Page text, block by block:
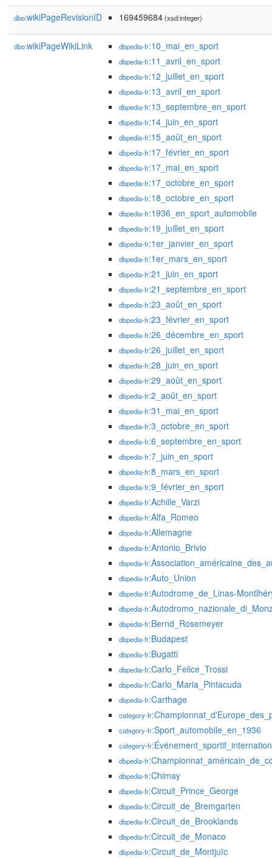
dbo:wikiPageRevisionID 169459684(xsd:integer)
dbo:wikiPageWikiLink dbpedia-fr:10_mai_en_sport
dbpedia-fr:11_avril_en_sport
dbpedia-fr:12_juillet_en_sport
dbpedia-fr:13_avril_en_sport
dbpedia-fr:13_septembre_en_sport
dbpedia-fr:14_juin_en_sport
dbpedia-fr:15_août_en_sport
dbpedia-fr:17_février_en_sport
dbpedia-fr:17_mai_en_sport
dbpedia-fr:17_octobre_en_sport
dbpedia-fr:18_octobre_en_sport
dbpedia-fr:1936_en_sport_automobile
dbpedia-fr:19_juillet_en_sport
dbpedia-fr:1er_janvier_en_sport
dbpedia-fr:1er_mars_en_sport
dbpedia-fr:21_juin_en_sport
dbpedia-fr:21_septembre_en_sport
dbpedia-fr:23_août_en_sport
dbpedia-fr:23_février_en_sport
dbpedia-fr:26_décembre_en_sport
dbpedia-fr:26_juillet_en_sport
dbpedia-fr:28_juin_en_sport
dbpedia-fr:29_août_en_sport
dbpedia-fr:2_août_en_sport
dbpedia-fr:31_mai_en_sport
dbpedia-fr:3_octobre_en_sport
dbpedia-fr:6_septembre_en_sport
dbpedia-fr:7_juin_en_sport
dbpedia-fr:8_mars_en_sport
dbpedia-fr:9_février_en_sport
dbpedia-fr:Achille_Varzi
dbpedia-fr:Alfa_Romeo
dbpedia-fr:Allemagne
dbpedia-fr:Antonio_Brivio
dbpedia-fr
dbpedia-fr:Auto_Union
dbpedia-fr:Autodrome_de_Linas-
dbpedia-fr
dbpedia-fr:Bernd_Rosemeyer
dbpedia-fr:Budapest
dbpedia-fr:Bugatti
dbpedia-fr:Carlo_Felice_Trossi
dbpedia-fr:Carlo_Maria_Pintacuda
dbpedia-fr:Carthage
category-fr
category-fr:Sport_automobile_en_1936
category-fr
dbpedia-fr
dbpedia-fr:Chimay
dbpedia-fr:Circuit_Prince_George
dbpedia-fr:Circuit_de_Bremgarten
dbpedia-fr:Circuit_de_Brooklands
dbpedia-fr:Circuit_de_Monaco
dbpedia-fr:Circuit_de_Montjuïc